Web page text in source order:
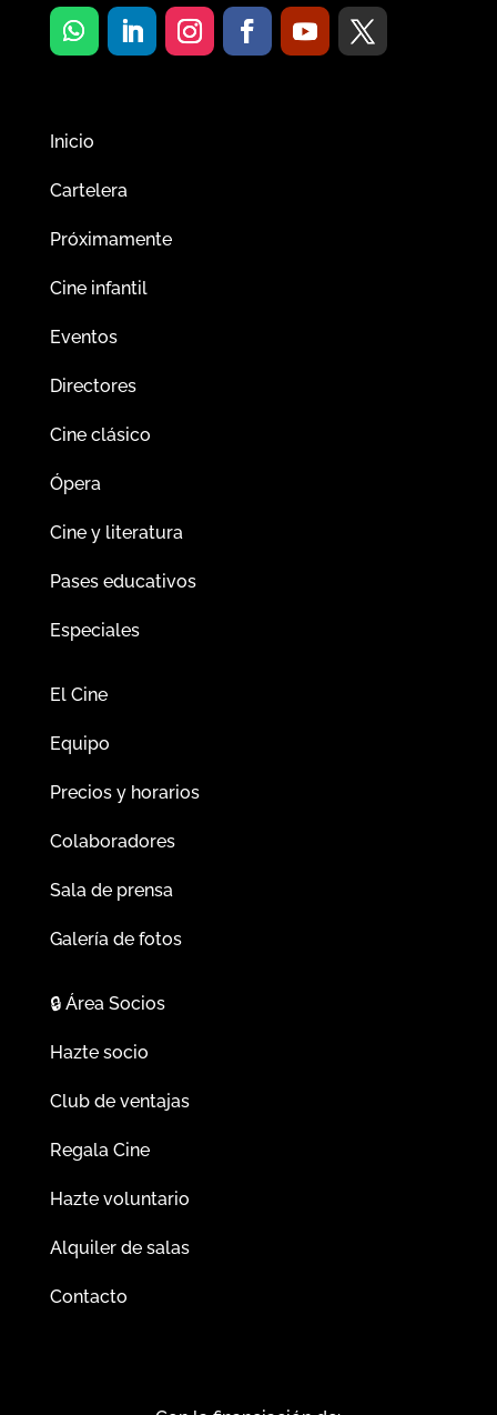
Inicio
Cartelera
Próximamente
Cine infantil
Eventos
Directores
Cine clásico
Ópera
Cine y literatura
Pases educativos
Especiales
El Cine
Equipo
Precios y horarios
Colaboradores
Sala de prensa
Galería de fotos
🔒Área Socios
Hazte socio
Club de ventajas
Regala Cine
Hazte voluntario
Alquiler de salas
Contacto